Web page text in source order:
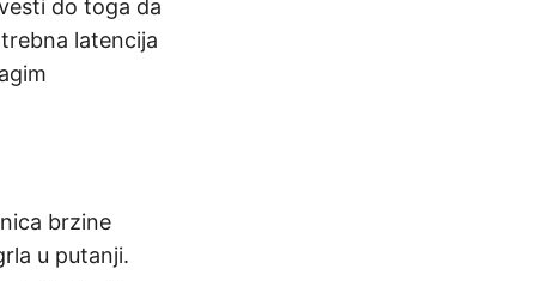
do toga da
latencija
brzine
u putanji.